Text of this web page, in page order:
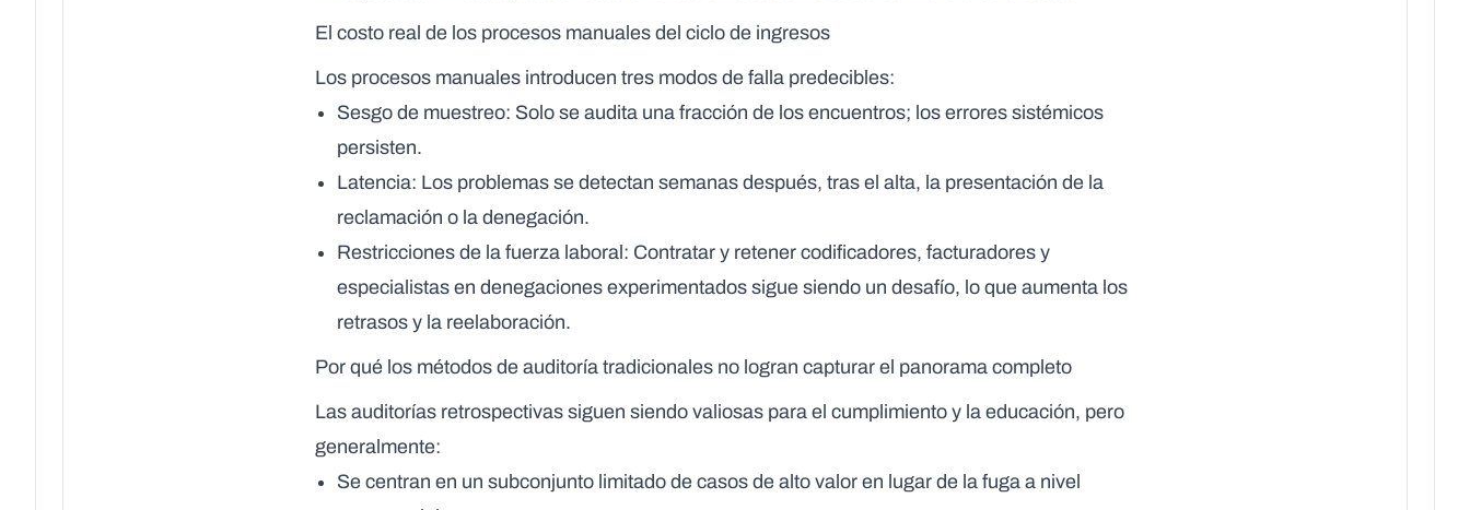
El costo real de los procesos manuales del ciclo de ingresos
Los procesos manuales introducen tres modos de falla predecibles:
Sesgo de muestreo: Solo se audita una fracción de los encuentros; los errores sistémicos
persisten.
Latencia: Los problemas se detectan semanas después, tras el alta, la presentación de la
reclamación o la denegación.
Restricciones de la fuerza laboral : Contratar y retener codificadores, facturadores y
especialistas en denegaciones experimentados sigue siendo un desafío, lo que aumenta los
retrasos y la reelaboración.
Por qué los métodos de auditoría tradicionales no logran capturar el panorama completo
Las auditorías retrospectivas siguen siendo valiosas para el cumplimiento y la educación, pero
generalmente:
Se centran en un subconjunto limitado de casos de alto valor en lugar de la fuga a nivel